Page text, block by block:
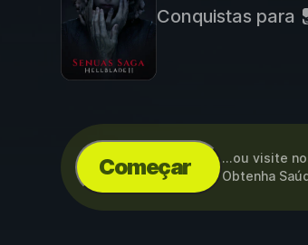
Conquistas para
Começar ...ou visite
Obtenha